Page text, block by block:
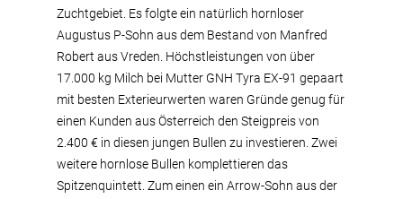
Zuchtgebiet. Es folgte ein natürlich hornloser
Augustus P-Sohn aus dem Bestand von Manfred
Robert aus Vreden. Höchstleistungen von über
17.000 kg Milch bei Mutter GNH Tyra EX-91 gepaart
mit besten Exterieurwerten waren Gründe genug für
einen Kunden aus Österreich den Steigpreis von
2.400 € in diesen jungen Bullen zu investieren. Zwei
weitere hornlose Bullen komplettieren das
Spitzenquintett. Zum einen ein Arrow-Sohn aus der